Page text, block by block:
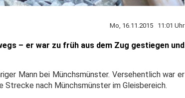
Mo, 16.11.2015 11:01 Uhr
– er war zu früh aus dem Zug gestiegen und
Mann bei Münchsmünster. Versehentlich war er
nach Münchsmünster im Gleisbereich.